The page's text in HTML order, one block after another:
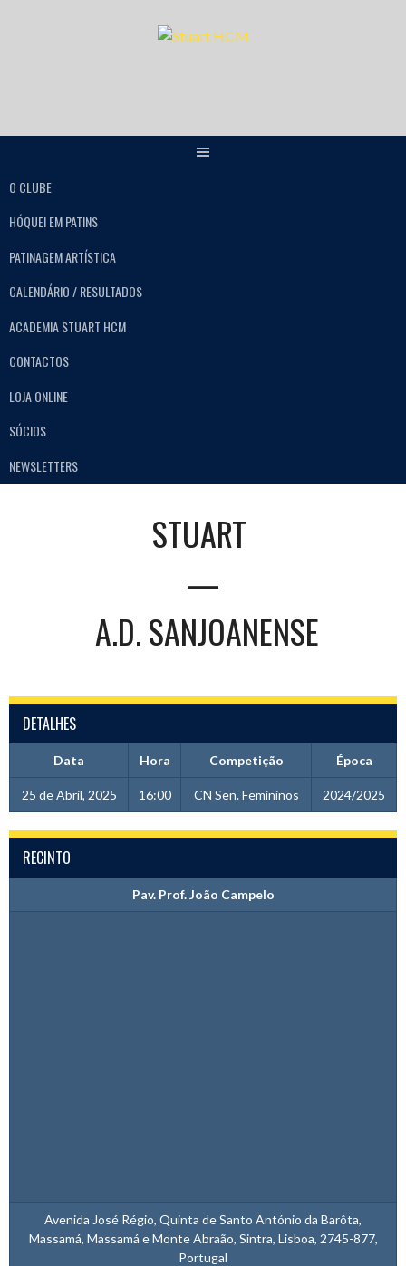
O CLUBE
HÓQUEI EM PATINS
PATINAGEM ARTÍSTICA
CALENDÁRIO / RESULTADOS
ACADEMIA STUART HCM
CONTACTOS
LOJA ONLINE
SÓCIOS
NEWSLETTERS
STUART
—
A.D. SANJOANENSE
DETALHES
Data Hora Competição Época
25 de Abril, 2025 16:00 CN Sen. Femininos 2024/2025
RECINTO
Pav. Prof. João Campelo
Avenida José Régio, Quinta de Santo António da Barôta,
Massamá, Massamá e Monte Abraão, Sintra, Lisboa, 2745-877,
Portugal